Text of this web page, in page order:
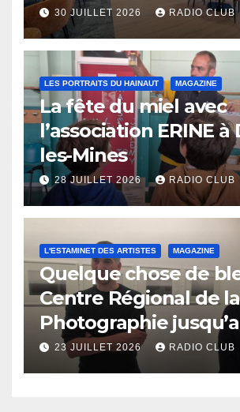
30 JUILLET 2026 RADIO CLUB
LES PORTRAITS DU HAINAUT MAGAZINE
La fête du miel avec
l’association ERINE à
les-Mines
28 JUILLET 2026 RADIO CLUB
L'ESTAMINET DES ARTISTES MAGAZINE
Quelque chose de
Centre Régional de la
Photographie
octobre
23 JUILLET 2026 RADIO CLUB